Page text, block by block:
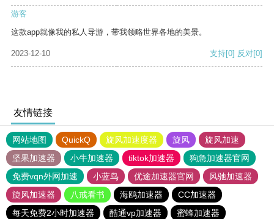
游客
这款app就像我的私人导游，带我领略世界各地的美景。
2023-12-10 支持[0] 反对[0]
友情链接
网站地图 QuickQ 旋风加速度器 旋风
旋风加速
坚果加速器
小牛加速器 tiktok加速器
狗急加速器官网
免费vqn外网加速
小蓝鸟 优途加速器官网
风驰加速器
旋风加速器
八戒看书 海鸥加速器
CC加速器
每天免费2小时加速器
酷通vp加速器
蜜蜂加速器